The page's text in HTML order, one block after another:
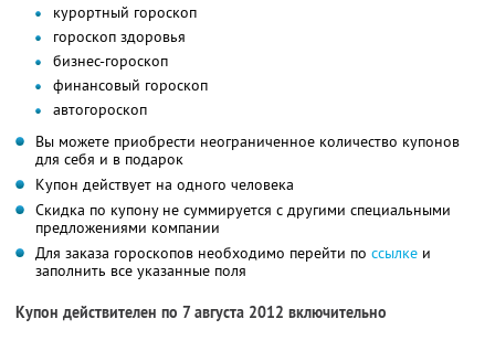
курортный гороскоп
гороскоп здоровья
бизнес-гороскоп
финансовый гороскоп
автогороскоп
Вы можете приобрести неограниченное количество купонов
для себя и в подарок
Купон действует на одного человека
Скидка по купону не суммируется с другими специальными
предложениями компании
Для заказа гороскопов необходимо перейти по ссылке и
заполнить все указанные поля
Купон действителен по 7 августа 2012 включительно